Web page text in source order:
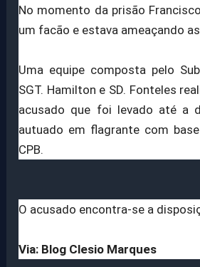
No momento da prisão
um facão e estava ameaçando
Uma equipe composta pelo
SGT. Hamilton e SD. Fonteles
acusado que foi levado até a
autuado em flagrante com
CPB.
O acusado encontra-se a
Via: Blog Clesio Marques